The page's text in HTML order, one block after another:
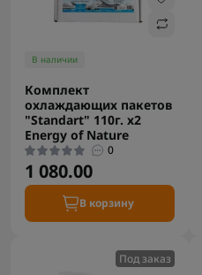
В наличии
Комплект
охлаждающих пакетов
"Standart" 110г. х2
Energy of Nature
0
1 080.00
В корзину
Под заказ